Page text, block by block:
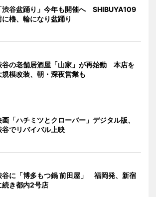
渋谷盆踊り」今年も開催へ SHIBUYA109
に櫓、輪になり盆踊り
谷の老舗居酒屋「山家」が再始動 本店を
規模改装、朝・深夜営業も
画「ハチミツとクローバー」デジタル版、
谷でリバイバル上映
谷に「博多もつ鍋 前田屋」 福岡発、新宿
続き都内2号店